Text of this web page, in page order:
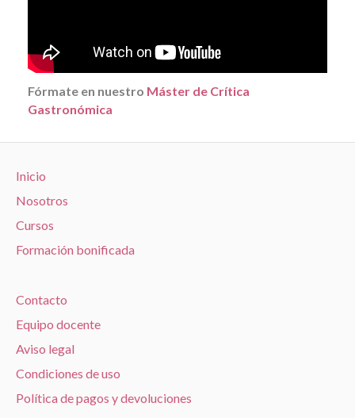
Fórmate en nuestro Máster de Crítica
Gastronómica
Inicio
Nosotros
Cursos
Formación bonificada
Contacto
Equipo docente
Aviso legal
Condiciones de uso
Política de pagos y devoluciones